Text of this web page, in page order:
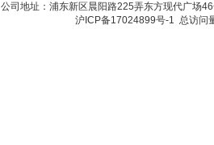
公司地址：浦东新区晨阳路225弄东方现代广场
沪ICP备17024899号-1 总访问